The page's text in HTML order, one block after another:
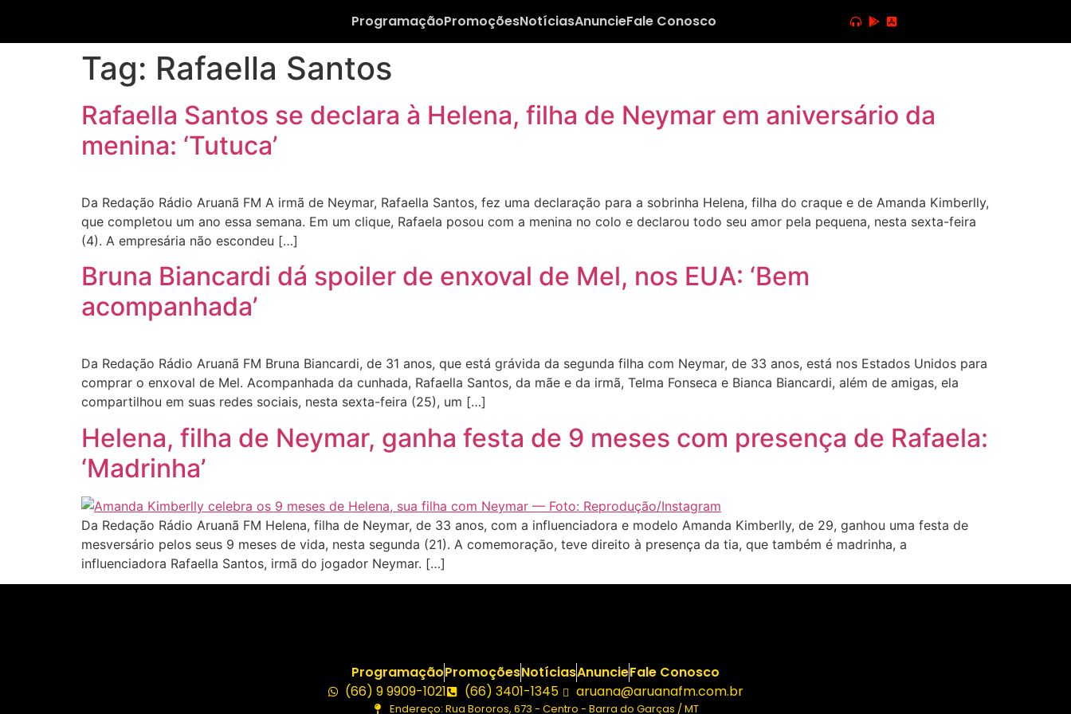
ProgramaçãoPromoçõesNotíciasAnuncieFale Conosco
Tag: Rafaella Santos
Rafaella Santos se declara à Helena, filha de Neymar em aniversário da
menina: ‘Tutuca’
Da Redação Rádio Aruanã FM A irmã de Neymar, Rafaella Santos, fez uma declaração para a sobrinha Helena, filha do craque e de Amanda Kimberlly,
que completou um ano essa semana. Em um clique, Rafaela posou com a menina no colo e declarou todo seu amor pela pequena, nesta sexta-feira
(4). A empresária não escondeu […]
Bruna Biancardi dá spoiler de enxoval de Mel, nos EUA: ‘Bem
acompanhada’
Da Redação Rádio Aruanã FM Bruna Biancardi, de 31 anos, que está grávida da segunda filha com Neymar, de 33 anos, está nos Estados Unidos para
comprar o enxoval de Mel. Acompanhada da cunhada, Rafaella Santos, da mãe e da irmã, Telma Fonseca e Bianca Biancardi, além de amigas, ela
compartilhou em suas redes sociais, nesta sexta-feira (25), um […]
Helena, filha de Neymar, ganha festa de 9 meses com presença de Rafaela:
‘Madrinha’
Da Redação Rádio Aruanã FM Helena, filha de Neymar, de 33 anos, com a influenciadora e modelo Amanda Kimberlly, de 29, ganhou uma festa de
mesversário pelos seus 9 meses de vida, nesta segunda (21). A comemoração, teve direito à presença da tia, que também é madrinha, a
influenciadora Rafaella Santos, irmã do jogador Neymar. […]
ProgramaçãoPromoçõesNotíciasAnuncieFale Conosco
(66) 9 9909-1021
(66) 3401-1345 aruana@aruanafm.com.br
Endereço: Rua Bororos, 673 - Centro - Barra do Garças / MT